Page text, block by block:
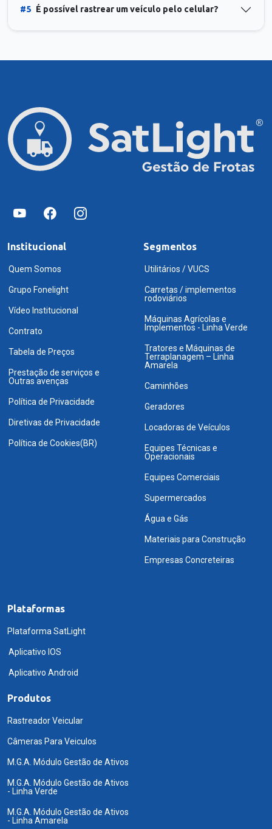
#5 É possível rastrear um veículo pelo celular?
Institucional
Quem Somos
Grupo Fonelight
Vídeo Institucional
Contrato
Tabela de Preços
Prestação de serviços e
Outras avenças
Política de Privacidade
Diretivas de Privacidade
Política de Cookies(BR)
Segmentos
Utilitários / VUCS
Carretas / implementos
rodoviários
Máquinas Agrícolas e
Implementos - Linha Verde
Tratores e Máquinas de
Terraplanagem – Linha
Amarela
Caminhões
Geradores
Locadoras de Veículos
Equipes Técnicas e
Operacionais
Equipes Comerciais
Supermercados
Água e Gás
Materiais para Construção
Empresas Concreteiras
Plataformas
Plataforma SatLight
Aplicativo IOS
Aplicativo Android
Produtos
Rastreador Veicular
Câmeras Para Veiculos
M.G.A. Módulo Gestão de Ativos
M.G.A. Módulo Gestão de Ativos
- Linha Verde
M.G.A. Módulo Gestão de Ativos
- Linha Amarela